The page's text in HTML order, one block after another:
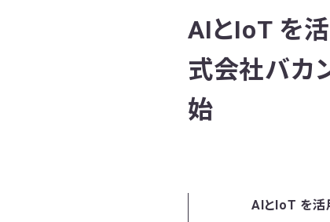
AIとIoT を
式会社バカ
始
AIとIoT を活